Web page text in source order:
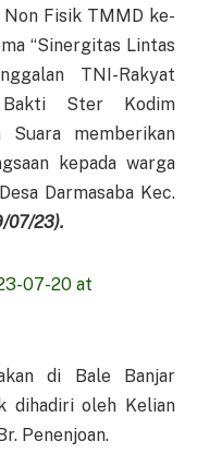
Non Fisik TMMD ke-
“Sinergitas Lintas
TNI-Rakyat
Ster Kodim
Suara memberikan
kepada warga
Darmasaba Kec.
07/23).
di Bale Banjar
dihadiri oleh Kelian
Penenjoan.